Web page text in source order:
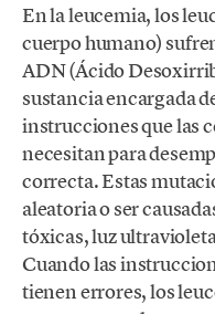
En la leucemia, los
cuerpo humano)
ADN (Ácido
sustancia encargada
instrucciones que las
necesitan para
correcta. Estas
aleatoria o ser
tóxicas, luz
Cuando las
tienen errores, los